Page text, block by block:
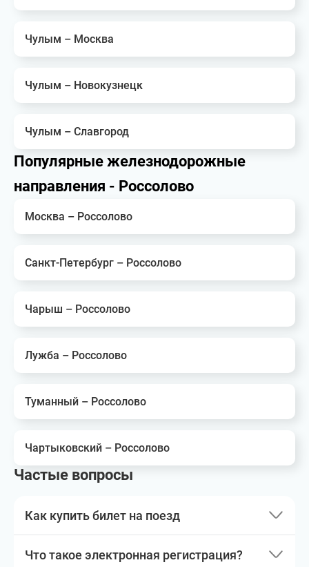
Чулым – Москва
Чулым – Новокузнецк
Чулым – Славгород
Популярные железнодорожные
направления - Россолово
Москва – Россолово
Санкт-Петербург – Россолово
Чарыш – Россолово
Лужба – Россолово
Туманный – Россолово
Чартыковский – Россолово
Частые вопросы
Как купить билет на поезд
Что такое электронная регистрация?